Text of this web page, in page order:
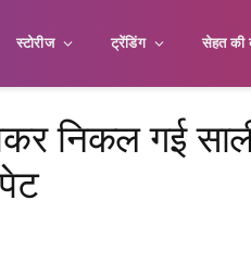
स्टोरीज ट्रेंडिंग सेहत की
निकल गई